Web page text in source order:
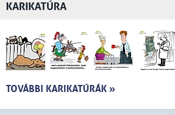
KARIKATÚRA
TOVÁBBI KARIKATÚRÁK »